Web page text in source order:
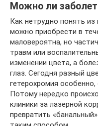
Можно ли
Как нетрудно понять из
можно приобрести в
маловероятна, но
травм или
изменении цвета, а
глаз. Сегодня разный
гетерохромия
Потому нередко
клиники за лазерной
превратить